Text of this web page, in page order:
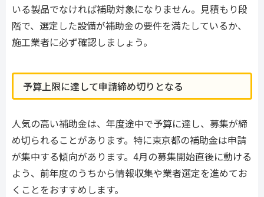
いる製品でなければ補助対象になりません。見積もり段
階で、選定した設備が補助金の要件を満たしているか、
施工業者に必ず確認しましょう。
予算上限に達して申請締め切りとなる
人気の高い補助金は、年度途中で予算に達し、募集が締
め切られることがあります。特に東京都の補助金は申請
が集中する傾向があります。4月の募集開始直後に動ける
よう、前年度のうちから情報収集や業者選定を進めてお
くことをおすすめします。